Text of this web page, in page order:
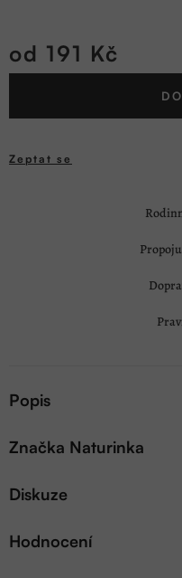
od 191 Kč
Měrná
Zeptat se
Popis
Značka Naturinka
Diskuze
Hodnocení